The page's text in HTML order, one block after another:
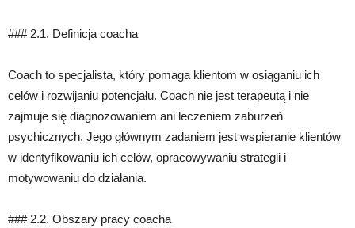
### 2.1. Definicja coacha
Coach to specjalista, który pomaga klientom w osiąganiu ich
celów i rozwijaniu potencjału. Coach nie jest terapeutą i nie
zajmuje się diagnozowaniem ani leczeniem zaburzeń
psychicznych. Jego głównym zadaniem jest wspieranie klientów
w identyfikowaniu ich celów, opracowywaniu strategii i
motywowaniu do działania.
### 2.2. Obszary pracy coacha